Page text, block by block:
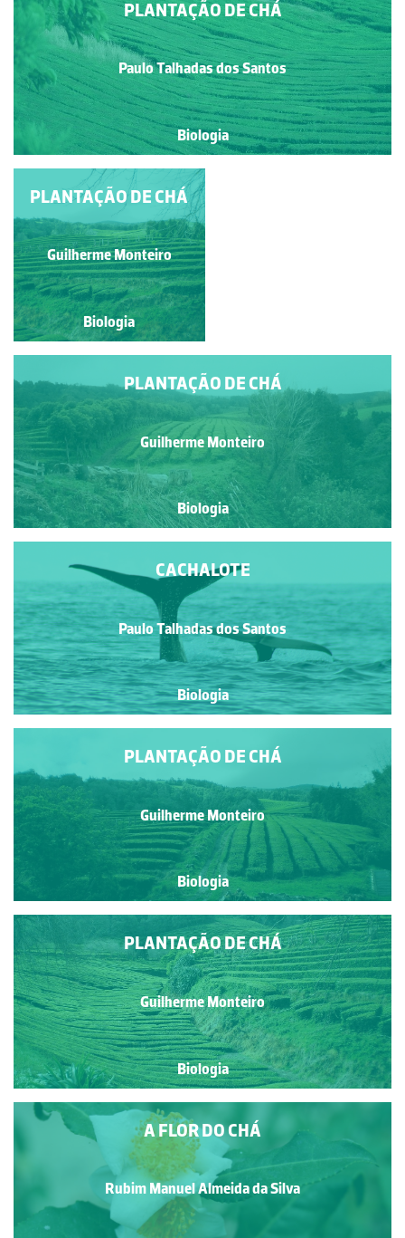
PLANTAÇÃO DE CHÁ
Paulo Talhadas dos Santos
Biologia
PLANTAÇÃO DE CHÁ
Guilherme Monteiro
Biologia
PLANTAÇÃO DE CHÁ
Guilherme Monteiro
Biologia
CACHALOTE
Paulo Talhadas dos Santos
Biologia
PLANTAÇÃO DE CHÁ
Guilherme Monteiro
Biologia
PLANTAÇÃO DE CHÁ
Guilherme Monteiro
Biologia
PLANTAÇÃO DE CHÁ
Guilherme Monteiro
Biologia
A FLOR DO CHÁ
Rubim Manuel Almeida da Silva